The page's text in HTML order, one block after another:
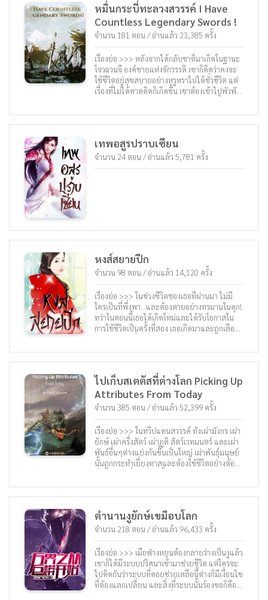
หมื่นกระบี่ทะลวงสวรรค์ I Have
Countless Legendary Swords !
จำนวน 181 ตอน / อ่านแล้ว 23,385 ครั้ง
เรื่องย่อ >>> หลังจากได้กลับชาติมาเกิดในฐานะ
โจวฉวนจี องค์ชายแห่งจักวรรดิ เขาก็คิดว่าคงจะ
ใช้ชีวิตอยู่สุขสบายอย่างหรูหราไปได้ชั่วชีวิต แต่
เรื่องที่ไม่ได้คาดคิดก็เกิดขึ้น เขาต้องเข้าไปพัวพัน
ทำให้เขาต้องจำใจหลบหนีออกจากราชวัง แต่ที่น่า
ตกใจยิ่งกว่านั้น คือ โปรแกรมโกงที่เขาเคยสร้าง
เขาอายุได้ 2 ปี เขาก็ได้รับดาบมังกรสีชาดซึ่งมีจิต
วิญญาณมังกรสีชาดสถิตอยู่ เมื่ออายุได้ 3 ปี เขา
ก็ได้รับดาบในตำนานเล่มที่ 2! นั่นก็คือ เขาจะได้
จนในที่สุดเขาก็ได้ก้าวขึ้นสู่บังลังก์แห่งตำนานใน
ฐานะจักรพรรดิกระบี่! ติดตามการเดินทางจากเด็ก
น้อยวัยกระเตาะ ขึ้นสู่ตำนานจักรพรรดิกระบี่ได้
แล้ว ใน “หมื่นกระบี่ทะลวงสวรรค์” I Have
Countless Legendary Swords!
เทพอสูรปราบเซียน
จำนวน 24 ตอน / อ่านแล้ว 5,781 ครั้ง
หงส์สยายปีก
จำนวน 98 ตอน / อ่านแล้ว 14,120 ครั้ง
เรื่องย่อ >>> ในช่วงชีวิตของเธอที่ผ่านมา ไม่มี
ใครเป็นที่พึ่งพา…และต้องตายอย่างทรมานในคุก!
ทว่าในตอนนี้เธอได้เกิดใหม่และได้รับโอกาสใน
การใช้ชีวิตเป็นครั้งที่สอง เธอเกิดมาและถูกเลือก
การเปิดมิติอวกาศลึกลับ… เธอขยันเรียนและมี
สมองอันชาญฉลาดจนได้เป็นแพทย์อัจฉริยะ เธอ
เปิดคลินิกเป็นของตนเอง… เธอก่อตั้งบริษัท… เธอ
ซื้อบ้านและที่ดิน… เธอได้มีโอกาสพบญาติต่าง
สายเลือด! ความมั่งคั่งของเธอเริ่มเพิ่มพูนขึ้น
เรื่อยๆ เธอมีฐานแฟนคลับที่เยอะมากขึ้นด้วยเช่น
เป็นว่าตนเองป่วยและไปรักษายังโรงพยาบาลใน
อนาคตของนายหญิง!” คนรับใช้กล่าว “หักขามัน
ซะ! ทำให้มันพิการไปสะจริงๆ เลย!” ชายคนหนึ่ง
กล่าว “ใช่! ทว่านายท่าน…ท่านกำลังทำอะไร?” คน
รับใช้พูดอย่างงงๆ ชายคนนั้นกลืนยาที่หมดอายุ
หาภรรยาเพื่อให้เธอรักษา!”
ไปเก็บสเตตัสที่ต่างโลก Picking Up
Attributes From Today
จำนวน 385 ตอน / อ่านแล้ว 52,399 ครั้ง
เรื่องย่อ >>> ในทวีปแดนสวรรค์ ทั้งเผ่ามังกร เผ่า
ยักษ์ เผ่าครึ่งสัตว์ เผ่าภูติ สัตว์เวทมนตร์ และเผ่า
พันธ์อื่นๆต่างแย่งกันขึ้นเป็นใหญ่ เผ่าพันธุ์มนุษย์
นั้นถูกกระทำเยี่ยงทาสและต้องใช้ชีวิตอย่างต้อย
กดขี่ในทุกๆด้าน แต่ถึงอย่างนั้น จุดเปลี่ยนก็ได้มา
ถึง ชายหนุ่มนามเหมิงเหล่ย มนุษย์ผู้ถูกส่งมาจาก
ธรรมดา แต่ไม่นานหลังจากนั้นเขาก็ได้รับ ระบบ
เก็บของที่แข็งแกร่งที่สุด “ติ้ง ค้นพบไอเทมดรอป
จะเก็บมารึไม่” จะเป็นเงิน สิ่งของ ไอเทม อาวุธ
เวทมนตร์ ลมปราณ พลังวิญญาณ ระบบเก็บของที่
แข็งแกร่งที่สุด (หรือยอดระบบเก็บของ) ก็สามารถ
เก็บได้ทุกอย่าง .... “จะฝึกเป็นจอมเวทหรือเป็น
นักรบดีละ โว้ยเลือกยากจริง เป็นมันทั้ง2อย่างเลย
ตำนานงูยักษ์เขมือบโลก
จำนวน 218 ตอน / อ่านแล้ว 96,433 ครั้ง
เรื่องย่อ >>> เมื่อฟ่างหยุนต้องกลายร่างเป็นงูแล้ว
เขาก็ได้มีระบบปริศนาเข้ามาช่วยชีวิต แต่ใครจะ
ไปคิดกันว่าระบบที่คอยช่วยเหลือนี้ต่างก็มีเงื่อนไข
ที่ต้องแลกเปลี่ยน และสิ่งที่ระบบนั้นร้องขอก็คือ